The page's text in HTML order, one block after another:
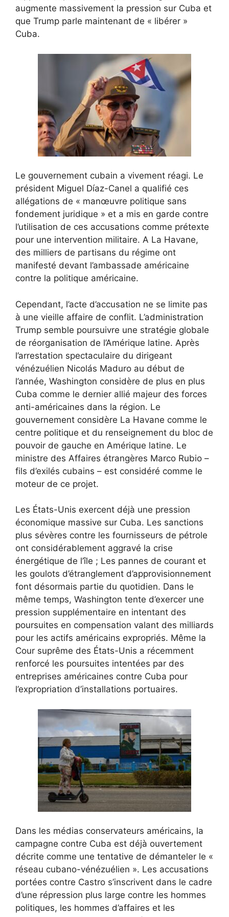
augmente massivement la pression sur Cuba et
que Trump parle maintenant de « libérer »
Cuba.
Le gouvernement cubain a vivement réagi. Le
président Miguel Díaz-Canel a qualifié ces
allégations de « manœuvre politique sans
fondement juridique » et a mis en garde contre
l’utilisation de ces accusations comme prétexte
pour une intervention militaire. A La Havane,
des milliers de partisans du régime ont
manifesté devant l’ambassade américaine
contre la politique américaine.
Cependant, l’acte d’accusation ne se limite pas
à une vieille affaire de conflit. L’administration
Trump semble poursuivre une stratégie globale
de réorganisation de l’Amérique latine. Après
l’arrestation spectaculaire du dirigeant
vénézuélien Nicolás Maduro au début de
l’année, Washington considère de plus en plus
Cuba comme le dernier allié majeur des forces
anti-américaines dans la région. Le
gouvernement considère La Havane comme le
centre politique et du renseignement du bloc de
pouvoir de gauche en Amérique latine. Le
ministre des Affaires étrangères Marco Rubio –
fils d’exilés cubains – est considéré comme le
moteur de ce projet.
Les États-Unis exercent déjà une pression
économique massive sur Cuba. Les sanctions
plus sévères contre les fournisseurs de pétrole
ont considérablement aggravé la crise
énergétique de l’île ; Les pannes de courant et
les goulots d’étranglement d’approvisionnement
font désormais partie du quotidien. Dans le
même temps, Washington tente d’exercer une
pression supplémentaire en intentant des
poursuites en compensation valant des milliards
pour les actifs américains expropriés. Même la
Cour suprême des États-Unis a récemment
renforcé les poursuites intentées par des
entreprises américaines contre Cuba pour
l’expropriation d’installations portuaires.
Dans les médias conservateurs américains, la
campagne contre Cuba est déjà ouvertement
décrite comme une tentative de démanteler le «
réseau cubano-vénézuélien ». Les accusations
portées contre Castro s’inscrivent dans le cadre
d’une répression plus large contre les hommes
politiques, les hommes d’affaires et les